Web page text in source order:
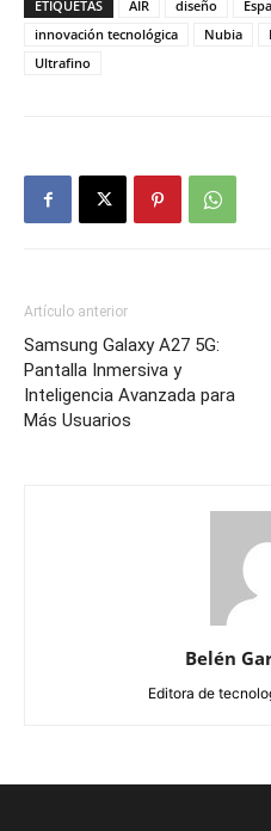
ETIQUETAS AIR diseño
innovación tecnológica
Nubia
Ultrafino
Artículo anterior
Samsung Galaxy A27 5G:
Pantalla Inmersiva y
Inteligencia Avanzada para
Más Usuarios
Belén
Editora de